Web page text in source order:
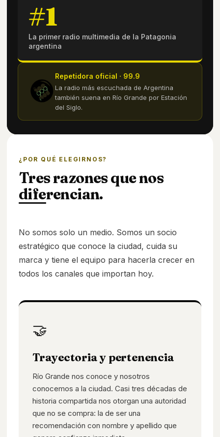
#1
La primer radio multimedia de la Patagonia
argentina
Repetidora oficial · 99.9
La radio más escuchada de Argentina
también suena en Río Grande por Estación
del Siglo.
¿POR QUÉ ELEGIRNOS?
Tres razones que nos
diferencian.
No somos solo un medio. Somos un socio
estratégico que conoce la ciudad, cuida su
marca y tiene el equipo para hacerla crecer en
todos los canales que importan hoy.
🤝
Trayectoria y pertenencia
Río Grande nos conoce y nosotros
conocemos a la ciudad. Casi tres décadas de
historia compartida nos otorgan una autoridad
que no se compra: la de ser una
recomendación con nombre y apellido que